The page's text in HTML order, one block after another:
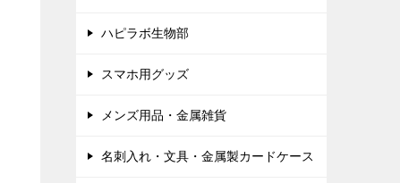
ハピラボ生物部
スマホ用グッズ
メンズ用品・金属雑貨
名刺入れ・文具・金属製カードケース